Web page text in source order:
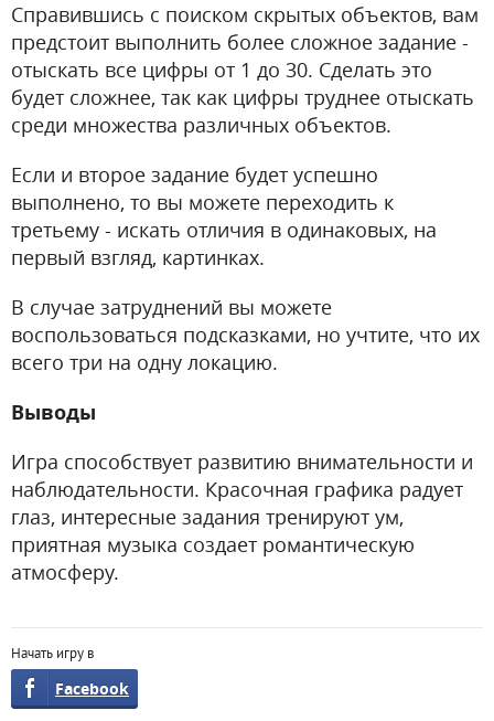
Справившись с поиском скрытых объектов, вам
предстоит выполнить более сложное задание -
отыскать все цифры от 1 до 30. Сделать это
будет сложнее, так как цифры труднее отыскать
среди множества различных объектов.
Если и второе задание будет успешно
выполнено, то вы можете переходить к
третьему - искать отличия в одинаковых, на
первый взгляд, картинках.
В случае затруднений вы можете
воспользоваться подсказками, но учтите, что их
всего три на одну локацию.
Выводы
Игра способствует развитию внимательности и
наблюдательности. Красочная графика радует
глаз, интересные задания тренируют ум,
приятная музыка создает романтическую
атмосферу.
Начать игру в
Facebook